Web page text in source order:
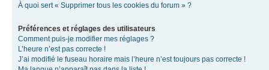
À quoi sert « Supprimer tous les cookies du forum » ?
Préférences et réglages des utilisateurs
Comment puis-je modifier mes réglages ?
L’heure n’est pas correcte !
J’ai modifié le fuseau horaire mais l’heure n’est toujours pas correcte !